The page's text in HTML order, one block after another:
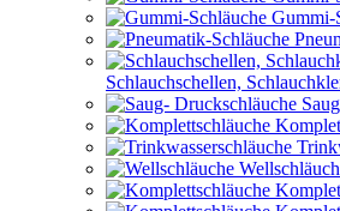
Gummi-
Schlauchschellen,